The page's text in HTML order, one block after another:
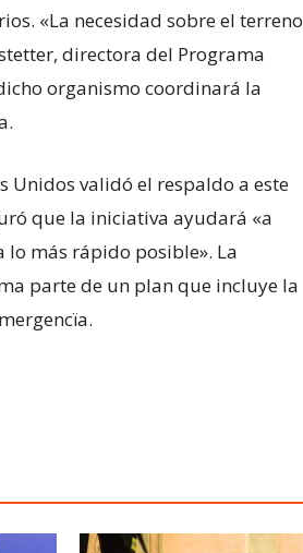
«La necesidad sobre el terreno
directora del Programa
organismo coordinará la
Unidos validó el respaldo a este
que la iniciativa ayudará «a
lo más rápido posible». La
parte de un plan que incluye la